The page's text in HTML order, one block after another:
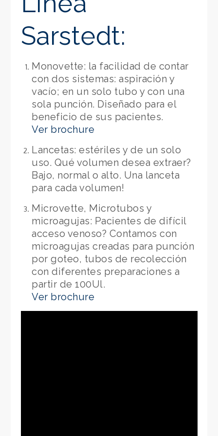
Sarstedt:
Monovette: la facilidad de contar
con dos sistemas: aspiración y
vacío; en un solo tubo y con una
sola punción. Diseñado para el
beneficio de sus pacientes.
Ver brochure
Lancetas: estériles y de un solo
uso. Qué volumen desea extraer?
Bajo, normal o alto. Una lanceta
para cada volumen!
Microvette, Microtubos y
microagujas: Pacientes de difícil
acceso venoso? Contamos con
microagujas creadas para punción
por goteo, tubos de recolección
con diferentes preparaciones a
partir de 100Ul.
Ver brochure